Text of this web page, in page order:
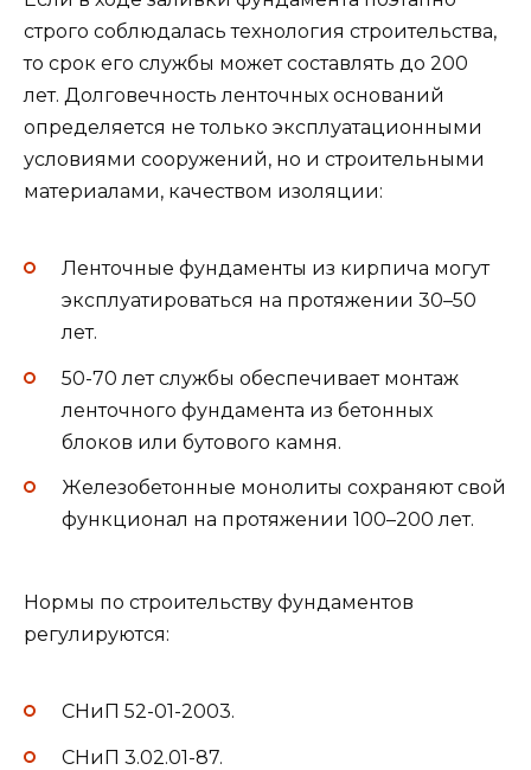
строго соблюдалась технология строительства,
то срок его службы может составлять до 200
лет. Долговечность ленточных оснований
определяется не только эксплуатационными
условиями сооружений, но и строительными
материалами, качеством изоляции:
Ленточные фундаменты из кирпича могут
эксплуатироваться на протяжении 30–50
лет.
50-70 лет службы обеспечивает монтаж
ленточного фундамента из бетонных
блоков или бутового камня.
Железобетонные монолиты сохраняют свой
функционал на протяжении 100–200 лет.
Нормы по строительству фундаментов
регулируются:
СНиП 52-01-2003.
СНиП 3.02.01-87.